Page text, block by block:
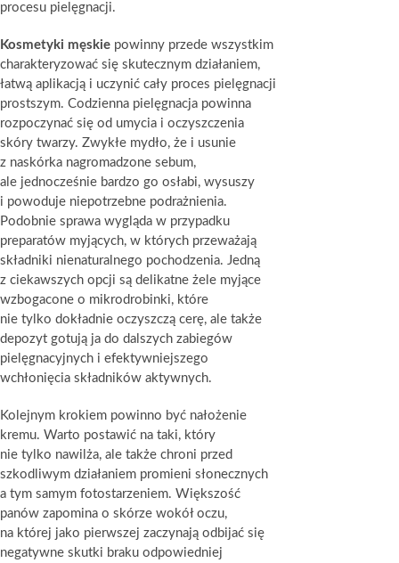
procesu pielęgnacji.
Kosmetyki męskie powinny przede wszystkim
charakteryzować się skutecznym działaniem,
łatwą aplikacją i uczynić cały proces pielęgnacji
prostszym. Codzienna pielęgnacja powinna
rozpoczynać się od umycia i oczyszczenia
skóry twarzy. Zwykłe mydło, że i usunie
z naskórka nagromadzone sebum,
ale jednocześnie bardzo go osłabi, wysuszy
i powoduje niepotrzebne podrażnienia.
Podobnie sprawa wygląda w przypadku
preparatów myjących, w których przeważają
składniki nienaturalnego pochodzenia. Jedną
z ciekawszych opcji są delikatne żele myjące
wzbogacone o mikrodrobinki, które
nie tylko dokładnie oczyszczą cerę, ale także
depozyt gotują ja do dalszych zabiegów
pielęgnacyjnych i efektywniejszego
wchłonięcia składników aktywnych.
Kolejnym krokiem powinno być nałożenie
kremu. Warto postawić na taki, który
nie tylko nawilża, ale także chroni przed
szkodliwym działaniem promieni słonecznych
a tym samym fotostarzeniem. Większość
panów zapomina o skórze wokół oczu,
na której jako pierwszej zaczynają odbijać się
negatywne skutki braku odpowiedniej